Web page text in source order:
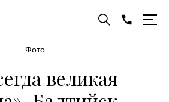
Фото
великая